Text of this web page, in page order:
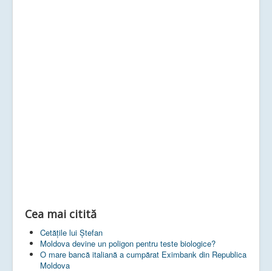
Cea mai citită
Cetățile lui Ștefan
Moldova devine un poligon pentru teste biologice?
O mare bancă italiană a cumpărat Eximbank din Republica
Moldova